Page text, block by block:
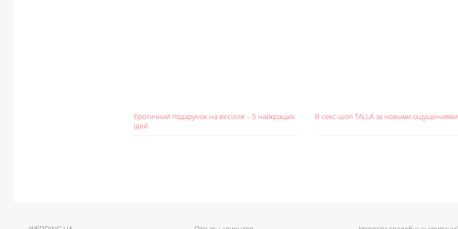
Еротичний подарунок на весілля – 5 найкращих
ідей
В секс-шоп TALLA за новыми ощущениями